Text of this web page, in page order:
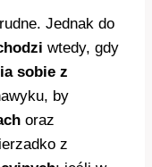
Jednak do
wtedy, gdy
sobie z
by
oraz
z